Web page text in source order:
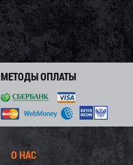
МЕТОДЫ ОПЛАТЫ
О НАС